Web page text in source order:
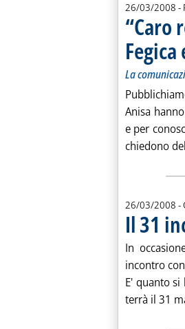
26/03/2008 -
“Caro
Fegica
La
Anisa
e per
chiedono
26/03/2008 -
Il 31
In
incontro
E' quanto si
terrà il 31